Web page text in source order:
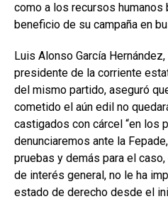
como a los recursos humanos
beneficio de su campaña en
Luis Alonso García
presidente de la corriente
del mismo partido, aseguró
cometido el aún edil no
castigados con cárcel “en los
denunciaremos ante la
pruebas y demás para el
de interés general, no le ha
estado de derecho desde el